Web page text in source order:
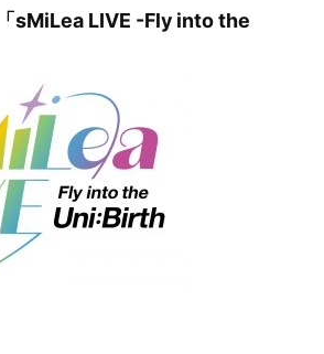
sMiLea LIVE -Fly into the